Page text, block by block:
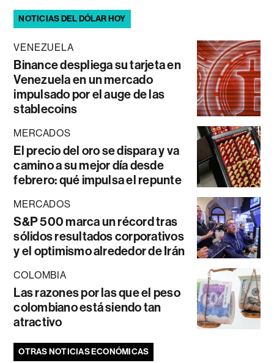
NOTICIAS DEL DÓLAR HOY
VENEZUELA
Binance despliega su tarjeta en
Venezuela en un mercado
impulsado por el auge de las
stablecoins
MERCADOS
El precio del oro se dispara y va
camino a su mejor día desde
febrero: qué impulsa el repunte
MERCADOS
S&P 500 marca un récord tras
sólidos resultados corporativos
y el optimismo alrededor de Irán
COLOMBIA
Las razones por las que el peso
colombiano está siendo tan
atractivo
OTRAS NOTICIAS ECONÓMICAS